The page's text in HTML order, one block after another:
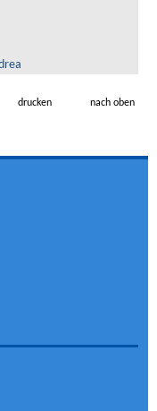
drucken nach oben